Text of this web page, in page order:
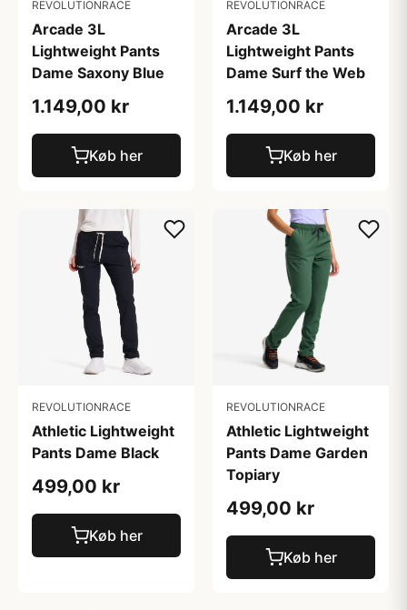
REVOLUTIONRACE
Arcade 3L
Lightweight Pants
Dame Saxony Blue
1.149,00 kr
Køb her
REVOLUTIONRACE
Arcade 3L
Lightweight Pants
Dame Surf the Web
1.149,00 kr
Køb her
REVOLUTIONRACE
Athletic Lightweight
Pants Dame Black
499,00 kr
Køb her
REVOLUTIONRACE
Athletic Lightweight
Pants Dame Garden
Topiary
499,00 kr
Køb her